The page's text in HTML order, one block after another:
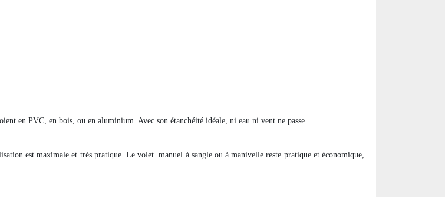
en PVC, en bois, ou en aluminium. Avec son étanchéité idéale, ni eau ni vent ne passe.
est maximale et très pratique. Le volet manuel à sangle ou à manivelle reste pratique et économique,